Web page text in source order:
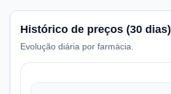
Histórico de preços (30 dias)
Evolução diária por farmácia.